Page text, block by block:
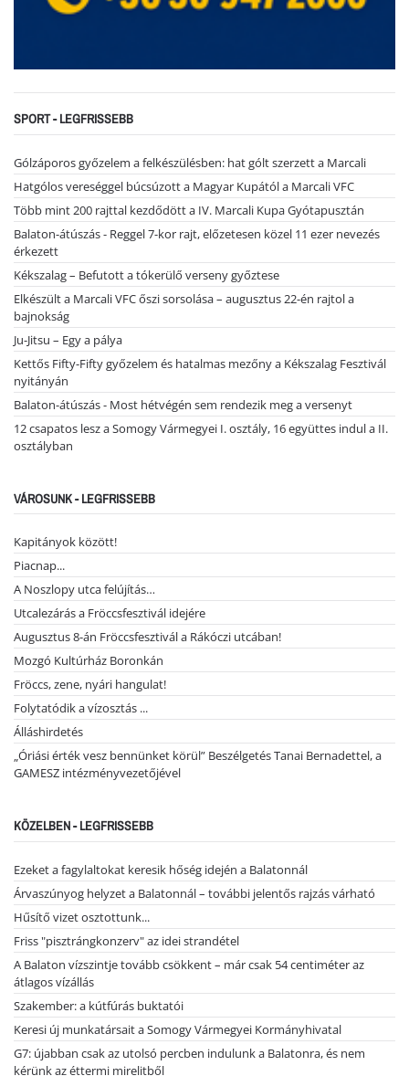
SPORT - LEGFRISSEBB
Gólzáporos győzelem a felkészülésben: hat gólt szerzett a Marcali
Hatgólos vereséggel búcsúzott a Magyar Kupától a Marcali VFC
Több mint 200 rajttal kezdődött a IV. Marcali Kupa Gyótapusztán
Balaton-átúszás - Reggel 7-kor rajt, előzetesen közel 11 ezer nevezés
érkezett
Kékszalag – Befutott a tókerülő verseny győztese
Elkészült a Marcali VFC őszi sorsolása – augusztus 22-én rajtol a
bajnokság
Ju-Jitsu – Egy a pálya
Kettős Fifty-Fifty győzelem és hatalmas mezőny a Kékszalag Fesztivál
nyitányán
Balaton-átúszás - Most hétvégén sem rendezik meg a versenyt
12 csapatos lesz a Somogy Vármegyei I. osztály, 16 együttes indul a II.
osztályban
VÁROSUNK - LEGFRISSEBB
Kapitányok között!
Piacnap...
A Noszlopy utca felújítás…
Utcalezárás a Fröccsfesztivál idejére
Augusztus 8-án Fröccsfesztivál a Rákóczi utcában!
Mozgó Kultúrház Boronkán
Fröccs, zene, nyári hangulat!
Folytatódik a vízosztás ...
Álláshirdetés
„Óriási érték vesz bennünket körül” Beszélgetés Tanai Bernadettel, a
GAMESZ intézményvezetőjével
KÖZELBEN - LEGFRISSEBB
Ezeket a fagylaltokat keresik hőség idején a Balatonnál
Árvaszúnyog helyzet a Balatonnál – további jelentős rajzás várható
Hűsítő vizet osztottunk...
Friss "pisztrángkonzerv" az idei strandétel
A Balaton vízszintje tovább csökkent – már csak 54 centiméter az
átlagos vízállás
Szakember: a kútfúrás buktatói
Keresi új munkatársait a Somogy Vármegyei Kormányhivatal
G7: újabban csak az utolsó percben indulunk a Balatonra, és nem
kérünk az éttermi mirelitből